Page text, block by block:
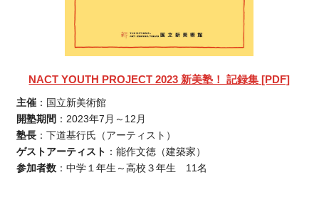
NACT YOUTH PROJECT 2023 新美塾！ 記録集 [PDF]
主催：国立新美術館
開塾期間 ：2023年7月～12月
塾長：下道基行氏（アーティスト）
ゲストアーティスト ：能作文徳（建築家）
参加者数：中学１年生～高校３年生 11名